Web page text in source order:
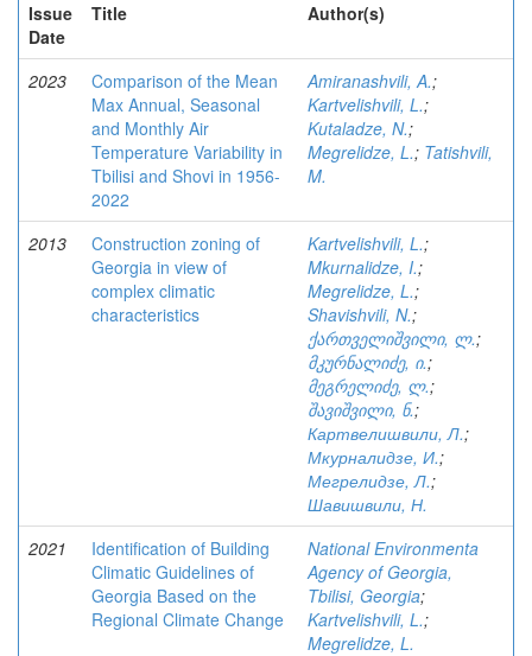
Issue
Date
Title Author(s)
2023
Comparison of the Mean
Max Annual, Seasonal
and Monthly Air
Temperature Variability in
Tbilisi and Shovi in 1956-
2022
Amiranashvili, A.;
Kartvelishvili, L.;
Kutaladze, N.;
Megrelidze, L.; Tatishvili,
M.
2013
Construction zoning of
Georgia in view of
complex climatic
characteristics
Kartvelishvili, L.;
Mkurnalidze, I.;
Megrelidze, L.;
Shavishvili, N.;
ქართველიშვილი, ლ.;
მკურნალიძე, ი.;
მეგრელიძე, ლ.;
შავიშვილი, ნ.;
Картвелишвили, Л.;
Мкурналидзе, И.;
Мегрелидзе, Л.;
Шавишвили, Н.
2021
Identification of Building
Climatic Guidelines of
Georgia Based on the
Regional Climate Change
National Environmenta
Agency of Georgia,
Tbilisi, Georgia;
Kartvelishvili, L.;
Megrelidze, L.